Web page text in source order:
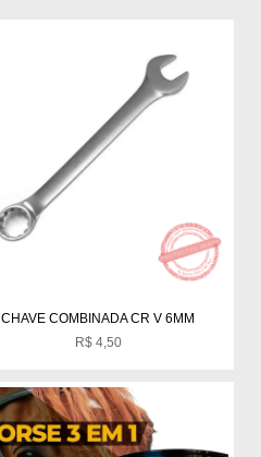
CHAVE COMBINADA CR V 6MM
R$4,50